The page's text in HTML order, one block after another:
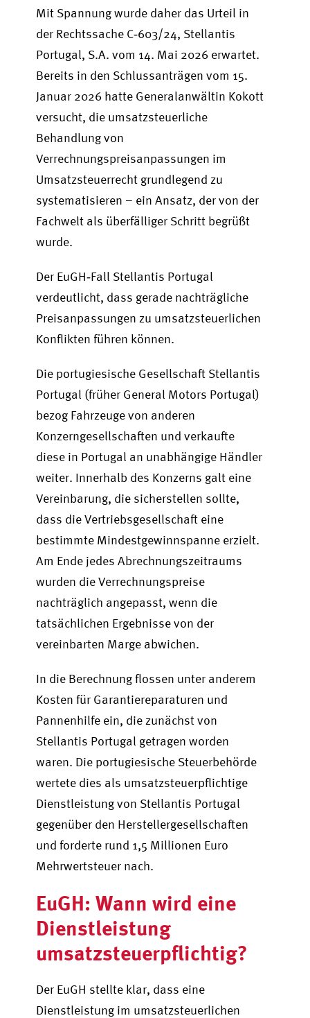
Mit Spannung wurde daher das Urteil in
der Rechtssache C‑603/24, Stellantis
Portugal, S.A. vom 14. Mai 2026 erwartet.
Bereits in den Schlussanträgen vom 15.
Januar 2026 hatte Generalanwältin Kokott
versucht, die umsatzsteuerliche
Behandlung von
Verrechnungspreisanpassungen im
Umsatzsteuerrecht grundlegend zu
systematisieren – ein Ansatz, der von der
Fachwelt als überfälliger Schritt begrüßt
wurde.
Der EuGH‑Fall Stellantis Portugal
verdeutlicht, dass gerade nachträgliche
Preisanpassungen zu umsatzsteuerlichen
Konflikten führen können.
Die portugiesische Gesellschaft Stellantis
Portugal (früher General Motors Portugal)
bezog Fahrzeuge von anderen
Konzerngesellschaften und verkaufte
diese in Portugal an unabhängige Händler
weiter. Innerhalb des Konzerns galt eine
Vereinbarung, die sicherstellen sollte,
dass die Vertriebsgesellschaft eine
bestimmte Mindestgewinnspanne erzielt.
Am Ende jedes Abrechnungszeitraums
wurden die Verrechnungspreise
nachträglich angepasst, wenn die
tatsächlichen Ergebnisse von der
vereinbarten Marge abwichen.
In die Berechnung flossen unter anderem
Kosten für Garantiereparaturen und
Pannenhilfe ein, die zunächst von
Stellantis Portugal getragen worden
waren. Die portugiesische Steuerbehörde
wertete dies als umsatzsteuerpflichtige
Dienstleistung von Stellantis Portugal
gegenüber den Herstellergesellschaften
und forderte rund 1,5 Millionen Euro
Mehrwertsteuer nach.
EuGH: Wann wird eine
Dienstleistung
umsatzsteuerpflichtig?
Der EuGH stellte klar, dass eine
Dienstleistung im umsatzsteuerlichen